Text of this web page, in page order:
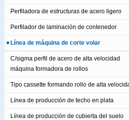
Perfiladora de estructuras de acero ligero
Perfilador de laminación de contenedor
Línea de máquina de corte volar
C/sigma perfil de acero de alta velocidad
máquina formadora de rollos
Tipo cassette formando rollo de alta
Línea de producción de techo en plata
Línea de producción de cubierta del suelo